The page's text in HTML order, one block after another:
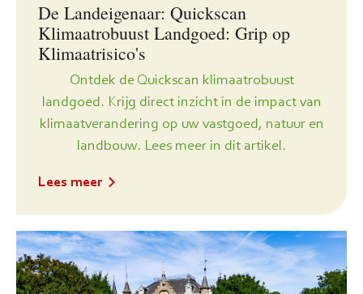
De Landeigenaar: Quickscan
Klimaatrobuust Landgoed: Grip op
Klimaatrisico's
Ontdek de Quickscan klimaatrobuust
landgoed. Krijg direct inzicht in de impact van
klimaatverandering op uw vastgoed, natuur en
landbouw. Lees meer in dit artikel.
Lees meer